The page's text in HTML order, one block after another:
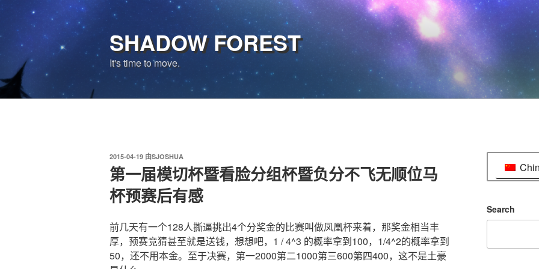
跳
内
SHADOW FOREST
It's time to move.
发
布
于
2015-04-19 由SJOSHUA
第一届模切杯暨看脸分组杯暨负分不飞无顺位马
杯预赛后有感
前几天有一个128人撕逼挑出4个分奖金的比赛叫做凤凰杯来着，那奖金相当丰
厚，预赛竞猜甚至就是送钱，想想吧，1 / 4^3 的概率拿到100，1/4^2的概率拿到
50，还不用本金。至于决赛，第一2000第二1000第三600第四400，这不是土豪
Search